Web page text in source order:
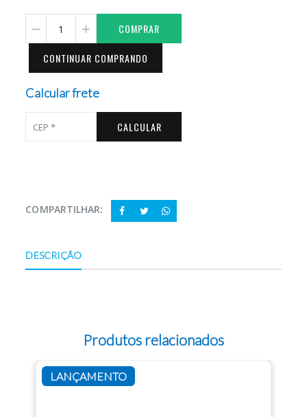
COMPRAR
CONTINUAR COMPRANDO
Calcular frete
CALCULAR
COMPARTILHAR:
DESCRIÇÃO
Produtos relacionados
LANÇAMENTO